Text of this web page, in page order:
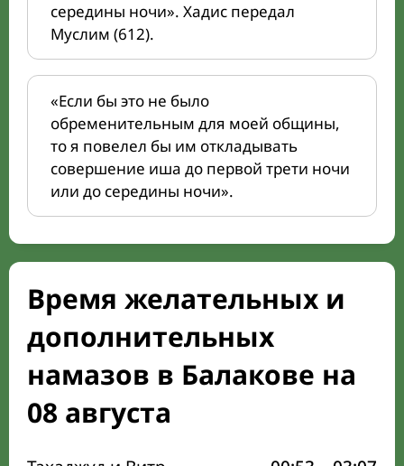
середины ночи». Хадис передал
Муслим (612).
«Если бы это не было
обременительным для моей общины,
то я повелел бы им откладывать
совершение иша до первой трети ночи
или до середины ночи».
Время желательных и
дополнительных
намазов в Балакове на
08 августа